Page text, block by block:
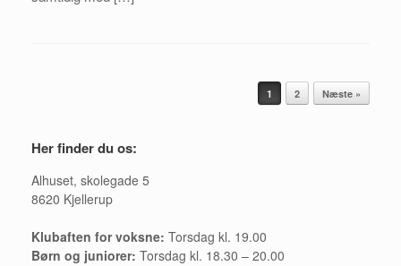
1 2 Næste »
Her finder du os:
Alhuset, skolegade 5
8620 Kjellerup
Klubaften for voksne: Torsdag kl. 19.00
Børn og juniorer: Torsdag kl. 18.30 – 20.00